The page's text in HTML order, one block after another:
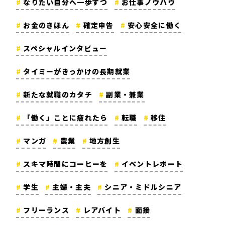
お金のきほん 確定申告 安心安全に働く
スペシャルインタビュー
タイミーがきっかけの長期就業
新たな就職のカタチ 副業・兼業
「働く」ことに疲れたら 転職 移住
マンガ 農業 地方創生
スキマ時間にコーヒーを イベントレポート
学生 主婦・主夫 シニア・ミドルシニア
フリーランス レアバイト 面接